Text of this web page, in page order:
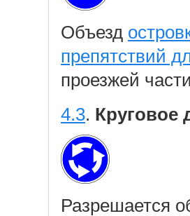
Объезд
препятствий
проезжей
4.3. Круговое
Разрешается